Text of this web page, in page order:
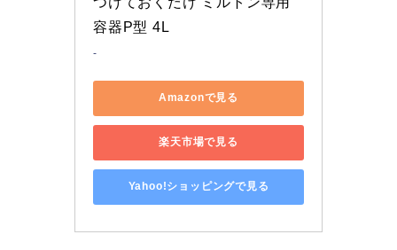
容器P型 4L
-
Amazonで見る
楽天市場で見る
Yahoo!ショッピングで見る